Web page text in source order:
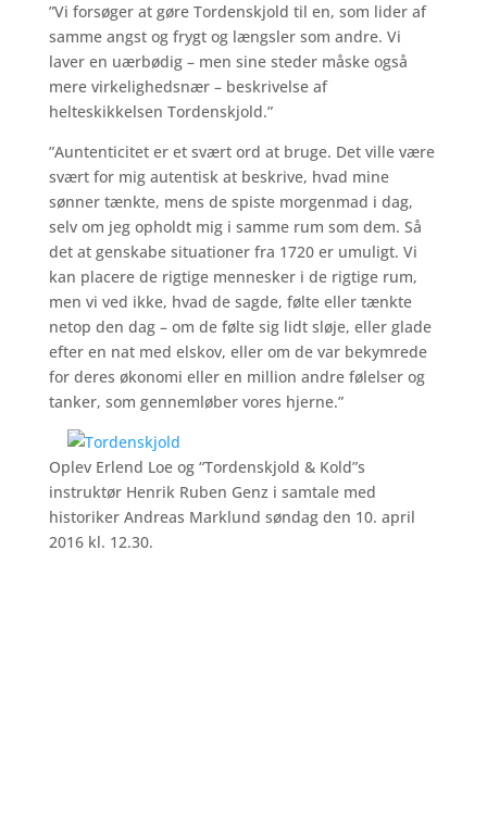
”Vi forsøger at gøre Tordenskjold til en, som lider af
samme angst og frygt og længsler som andre. Vi
laver en uærbødig – men sine steder måske også
mere virkelighedsnær – beskrivelse af
helteskikkelsen Tordenskjold.”
”Auntenticitet er et svært ord at bruge. Det ville være
svært for mig autentisk at beskrive, hvad mine
sønner tænkte, mens de spiste morgenmad i dag,
selv om jeg opholdt mig i samme rum som dem. Så
det at genskabe situationer fra 1720 er umuligt. Vi
kan placere de rigtige mennesker i de rigtige rum,
men vi ved ikke, hvad de sagde, følte eller tænkte
netop den dag – om de følte sig lidt sløje, eller glade
efter en nat med elskov, eller om de var bekymrede
for deres økonomi eller en million andre følelser og
tanker, som gennemløber vores hjerne.”
Oplev Erlend Loe og “Tordenskjold & Kold”s
instruktør Henrik Ruben Genz i samtale med
historiker Andreas Marklund søndag den 10. april
2016 kl. 12.30.